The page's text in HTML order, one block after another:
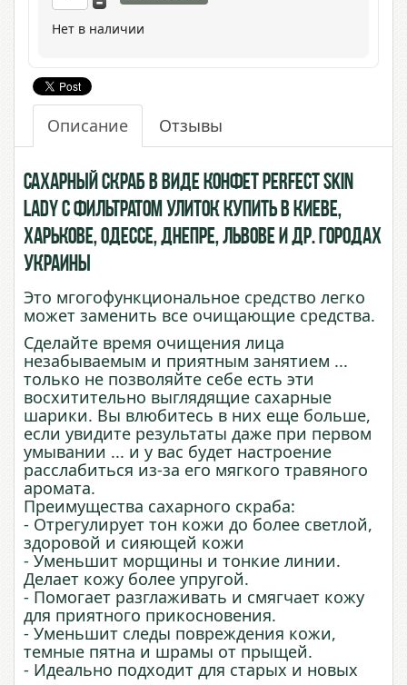
Нет в наличии
Описание Отзывы
Сахарный скраб в виде конфет Perfect Skin
Lady с Фильтратом Улиток купить в Киеве,
Харькове, Одессе, Днепре, Львове и др. городах
Украины
Это мгогофункциональное средство легко
может заменить все очищающие средства.
Сделайте время очищения лица
незабываемым и приятным занятием ...
только не позволяйте себе есть эти
восхитительно выглядящие сахарные
шарики. Вы влюбитесь в них еще больше,
если увидите результаты даже при первом
умывании ... и у вас будет настроение
расслабиться из-за его мягкого травяного
аромата.
Преимущества сахарного скраба:
- Отрегулирует тон кожи до более светлой,
здоровой и сияющей кожи
- Уменьшит морщины и тонкие линии.
Делает кожу более упругой.
- Помогает разглаживать и смягчает кожу
для приятного прикосновения.
- Уменьшит следы повреждения кожи,
темные пятна и шрамы от прыщей.
- Идеально подходит для старых и новых